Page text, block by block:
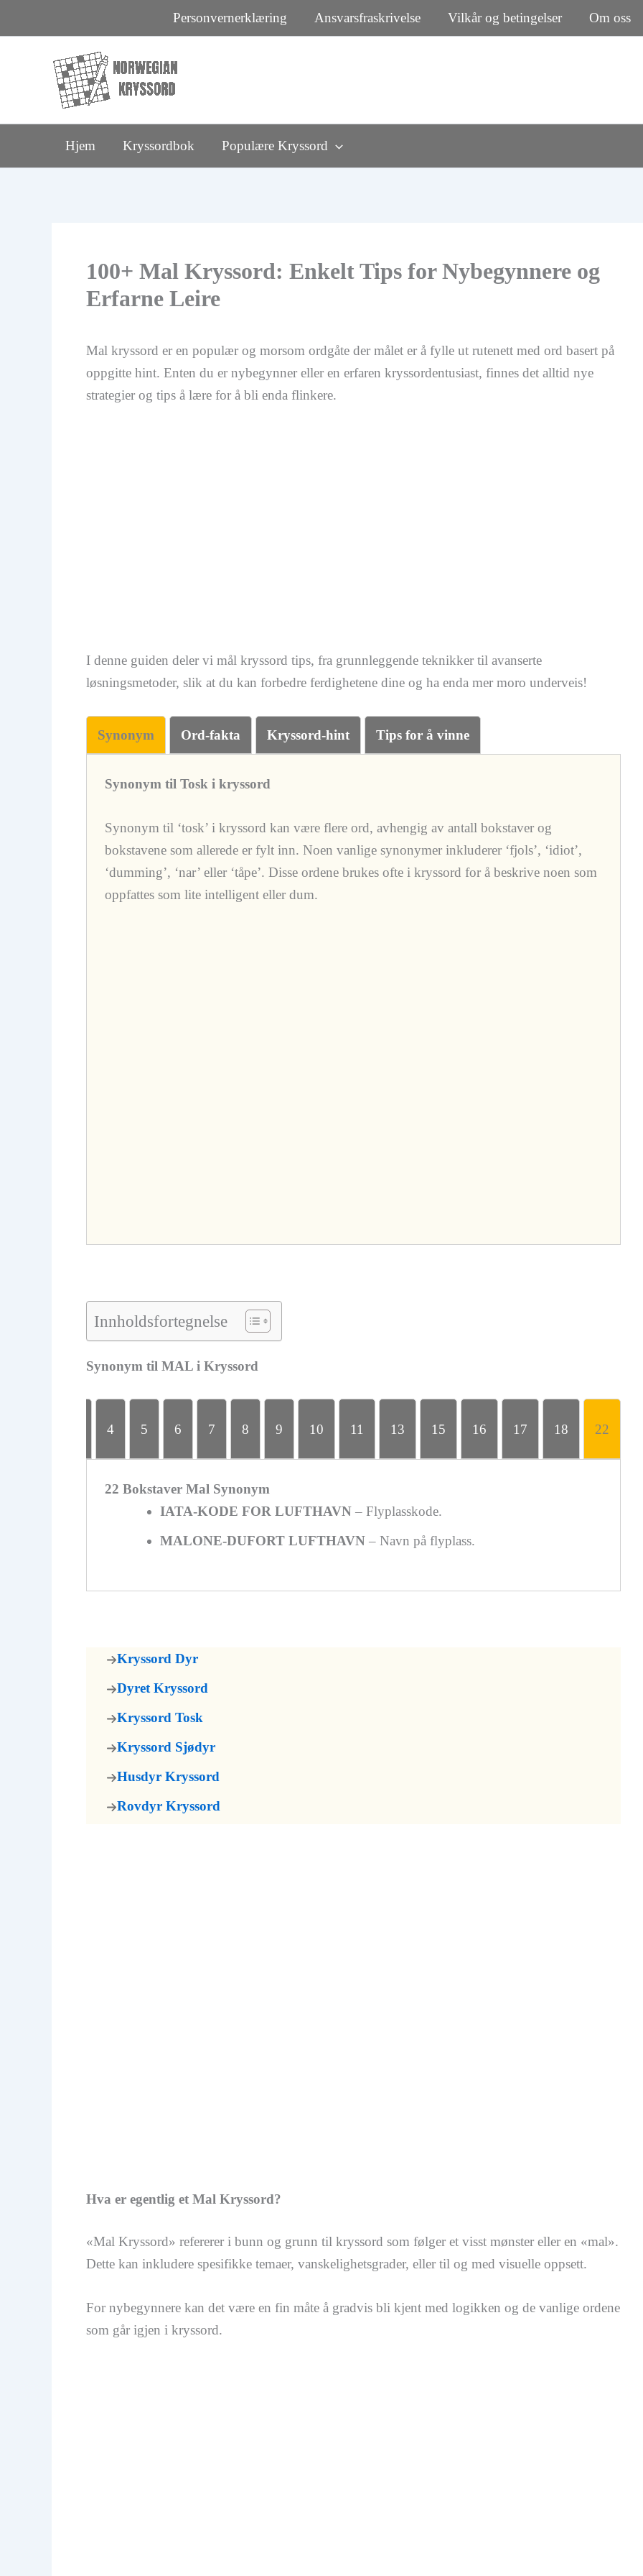
rett
Personvernerklæring Ansvarsfraskrivelse Vilkår og betingelser Om oss
Hjem Kryssordbok Populære Kryssord
100+ Mal Kryssord: Enkelt Tips for Nybegynnere og
Erfarne Leire
Mal kryssord er en populær og morsom ordgåte der målet er å fylle ut rutenett med ord basert på
oppgitte hint. Enten du er nybegynner eller en erfaren kryssordentusiast, finnes det alltid nye
strategier og tips å lære for å bli enda flinkere.
I denne guiden deler vi mål kryssord tips, fra grunnleggende teknikker til avanserte
løsningsmetoder, slik at du kan forbedre ferdighetene dine og ha enda mer moro underveis!
Synonym Ord-fakta Kryssord-hint Tips for å vinne
Synonym til Tosk i kryssord
Synonym til ‘tosk’ i kryssord kan være flere ord, avhengig av antall bokstaver og
bokstavene som allerede er fylt inn. Noen vanlige synonymer inkluderer ‘fjols’, ‘idiot’,
‘dumming’, ‘nar’ eller ‘tåpe’. Disse ordene brukes ofte i kryssord for å beskrive noen som
oppfattes som lite intelligent eller dum.
Innholdsfortegnelse
Synonym til MAL i Kryssord
4 5 6 7 8 9 10 11 13 15 16 17 18 22
22 Bokstaver Mal Synonym
IATA-KODE FOR LUFTHAVN– Flyplasskode.
MALONE-DUFORT LUFTHAVN– Navn på flyplass.
Kryssord Dyr
Dyret Kryssord
Kryssord Tosk
Kryssord Sjødyr
Husdyr Kryssord
Rovdyr Kryssord
Hva er egentlig et Mal Kryssord?
«Mal Kryssord» refererer i bunn og grunn til kryssord som følger et visst mønster eller en «mal».
Dette kan inkludere spesifikke temaer, vanskelighetsgrader, eller til og med visuelle oppsett.
For nybegynnere kan det være en fin måte å gradvis bli kjent med logikken og de vanlige ordene
som går igjen i kryssord.